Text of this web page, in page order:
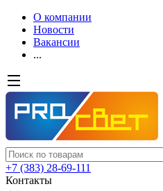
О компании
Новости
Вакансии
...
+7 (383) 28-69-111
Контакты